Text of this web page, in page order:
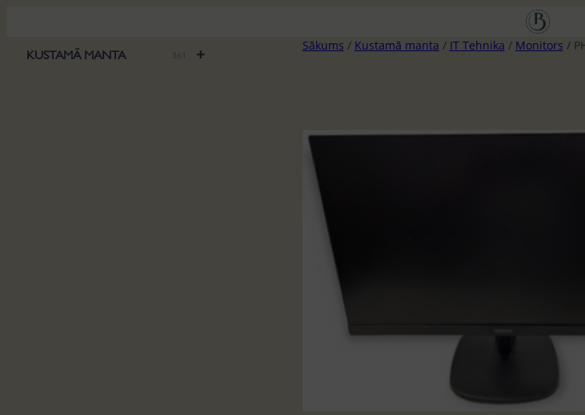
saturu
+
KUSTAMĀ MANTA
Sākums / Kustamā manta / IT Tehnika / Monitors /